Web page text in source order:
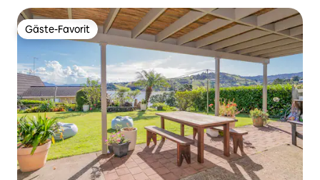
Gäste-Favorit
Gäste-Favorit